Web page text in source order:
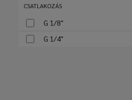
CSATLAKOZÁS
G 1/8"
G 1/4"